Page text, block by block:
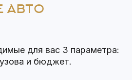
АВТО
для вас 3 параметра:
и бюджет.